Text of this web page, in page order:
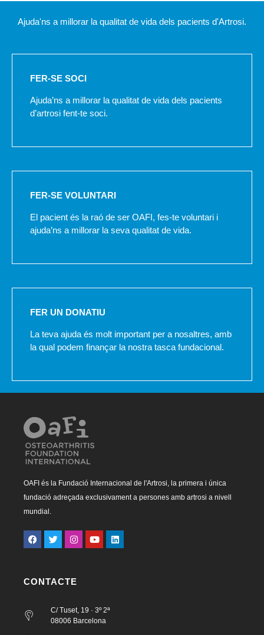
Ajuda'ns a millorar la qualitat de vida dels pacients d'Artrosi.
FER-SE SOCI
Ajuda’ns a millorar la qualitat de vida dels pacients
d’artrosi fent-te soci.
FER-SE VOLUNTARI
El pacient és la raó de ser OAFI, fes-te voluntari i
ajuda’ns a millorar la seva qualitat de vida.
FER UN DONATIU
La teva ajuda és molt important per a nosaltres, amb
la qual podem finançar la nostra tasca fundacional.
OAFI és la Fundació Internacional de l'Artrosi, la primera i única
fundació adreçada exclusivament a persones amb artrosi a nivell
mundial.
CONTACTE
C/ Tuset, 19 · 3º 2ª
08006 Barcelona